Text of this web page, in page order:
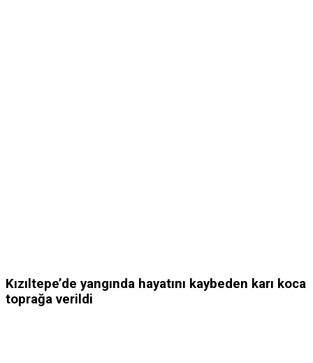
Kızıltepe’de yangında hayatını kaybeden karı koca
toprağa verildi